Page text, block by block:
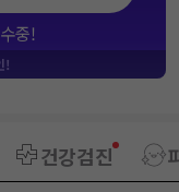
중!
!
건강검진